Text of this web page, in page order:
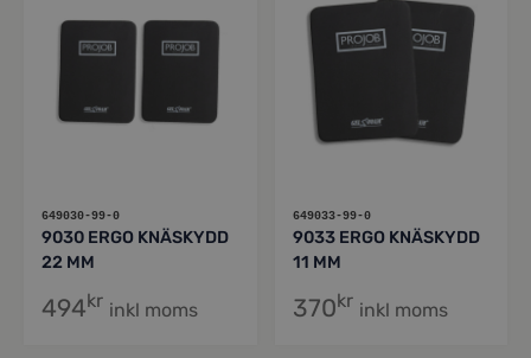
649030-99-0
9030 ERGO KNÄSKYDD
22 MM
494kr inkl moms
649033-99-0
9033 ERGO KNÄSKYDD
11 MM
370kr inkl moms